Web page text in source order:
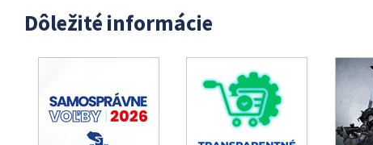
Dôležité informácie